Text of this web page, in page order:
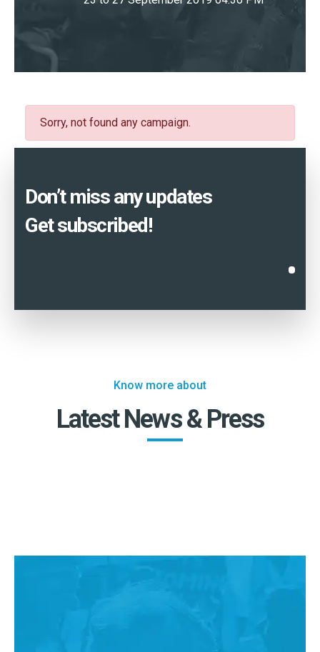
Sorry, not found any campaign.
Don’t miss any updates
Get subscribed!
Know more about
Latest News & Press